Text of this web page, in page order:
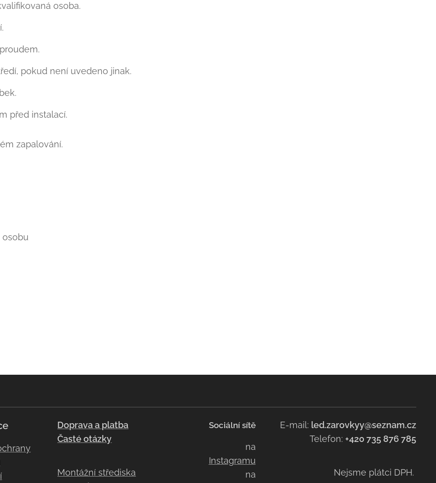
osoba.
pokud není uvedeno jinak.
před instalací.
zapalování.
osobu
Doprava a platba
Časté otázky
Montážní střediska
Sociální sítě
na
Instagramu
na
E-mail: led.zarovkyy@seznam.cz
Telefon: +420 735 876 785
Nejsme plátci DPH.